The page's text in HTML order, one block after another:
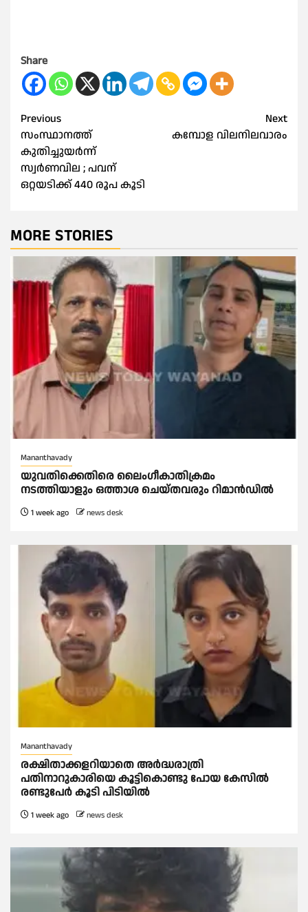
Share
Post
navigation
Previous
സംസ്ഥാനത്ത്
കുതിച്ചുയര്‍ന്ന്
സ്വര്‍ണവില ; പവന്
ഒറ്റയടിക്ക് 440 രൂപ കൂടി
Next
കമ്പോള വിലനിലവാരം
MORE STORIES
Mananthavady
യുവതിക്കെതിരെ ലൈംഗീകാതിക്രമം
നടത്തിയാളും ഒത്താശ ചെയ്തവരും റിമാൻഡിൽ
1 week ago news desk
Mananthavady
രക്ഷിതാക്കളറിയാതെ അര്‍ദ്ധരാത്രി
പതിനാറുകാരിയെ കൂട്ടികൊണ്ടു പോയ കേസില്‍
രണ്ടുപേര്‍ കൂടി പിടിയില്‍
1 week ago news desk